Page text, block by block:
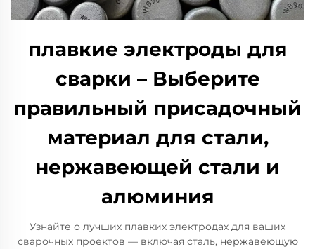
плавкие электроды для
сварки – Выберите
правильный присадочный
материал для стали,
нержавеющей стали и
алюминия
Узнайте о лучших плавких электродах для ваших
сварочных проектов — включая сталь, нержавеющую